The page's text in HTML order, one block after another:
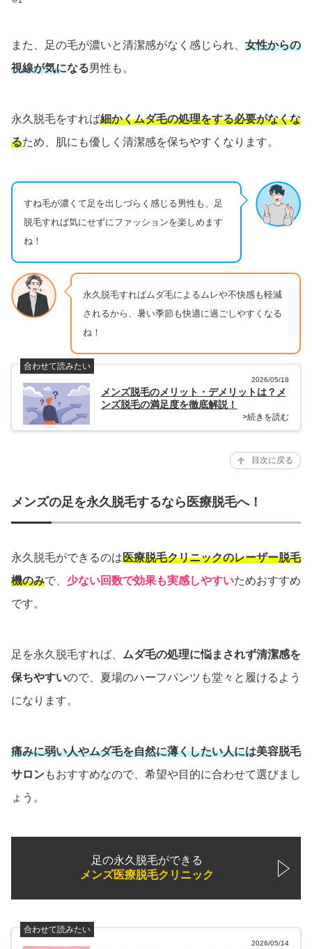
また、足の毛が濃いと清潔感がなく感じられ、 女性からの
視線が気になる男性も。
永久脱毛をすれば細かくムダ毛の処理をする必要がなくな
るため、肌にも優しく清潔感を保ちやすくなります。
すね毛が濃くて足を出しづらく感じる男性も、足
脱毛すれば気にせずにファッションを楽しめます
ね！
永久脱毛すればムダ毛によるムレや不快感も軽減
されるから、暑い季節も快適に過ごしやすくなる
ね！
合わせて読みたい
2026/05/18
メンズ脱毛のメリット・デメリットは？メ
ンズ脱毛の満足度を徹底解説！
>続きを読む
目次に戻る
メンズの足を永久脱毛するなら医療脱毛へ！
永久脱毛ができるのは医療脱毛クリニックのレーザー脱毛
機のみで、 少ない回数で効果も実感しやすいためおすすめ
です。
足を永久脱毛すれば、 ムダ毛の処理に悩まされず清潔感を
保ちやすいので、夏場のハーフパンツも堂々と履けるよう
になります。
痛みに弱い人やムダ毛を自然に薄くしたい人には美容脱毛
サロンもおすすめなので、希望や目的に合わせて選びまし
ょう。
足の永久脱毛ができる
メンズ医療脱毛クリニック
合わせて読みたい
2026/05/14